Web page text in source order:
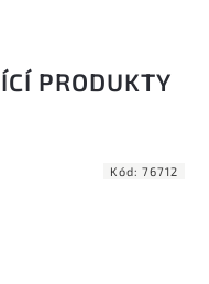
PRODUKTY
Kód: 76712